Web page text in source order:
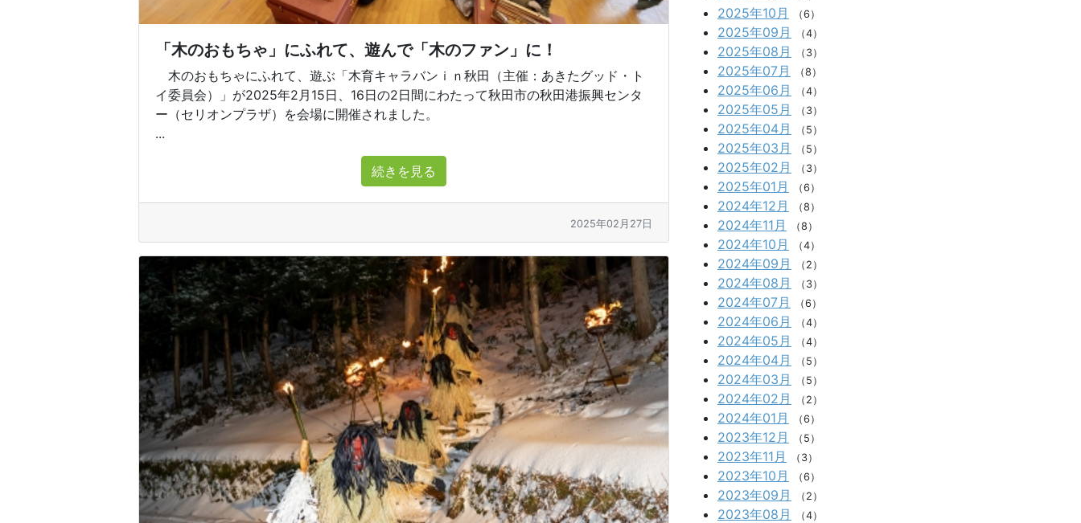
「木のおもちゃ」にふれて、遊んで「木のファン」に！
木のおもちゃにふれて、遊ぶ「木育キャラバンｉｎ秋田（主催：あきたグッド・ト
イ委員会）」が2025年2月15日、16日の2日間にわたって秋田市の秋田港振興センタ
ー（セリオンプラザ）を会場に開催されました。
...
続きを見る
2025年02月27日
2025年10月 （6）
2025年09月 （4）
2025年08月 （3）
2025年07月 （8）
2025年06月 （4）
2025年05月 （3）
2025年04月 （5）
2025年03月 （5）
2025年02月 （3）
2025年01月 （6）
2024年12月 （8）
2024年11月 （8）
2024年10月 （4）
2024年09月 （2）
2024年08月 （3）
2024年07月 （6）
2024年06月 （4）
2024年05月 （4）
2024年04月 （5）
2024年03月 （5）
2024年02月 （2）
2024年01月 （6）
2023年12月 （5）
2023年11月 （3）
2023年10月 （6）
2023年09月 （2）
2023年08月 （4）